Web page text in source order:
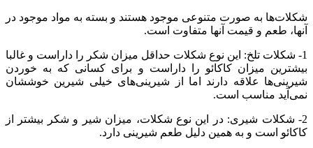
شکلات‌ها به صورت متنوعی موجود هستند و بسته به مواد موجود در
آنها، طعم و قیمت آنها متفاوت است.
1- شکلات تلخ: این نوع شکلات حداقل میزان شکر را داراست و غالبا
بیشترین میزان کاکائو را داراست و برای کسانی که به خوردن
شیرینی‌ها علاقه دارند اما از شیرینی‌های خیلی شیرین خوششان
نمی‌آید مناسب است.
2- شکلات شیری: در این نوع شکلات، میزان شیر و شکر بیشتر از
کاکائو است و به همین دلیل طعم شیرینی دارد.